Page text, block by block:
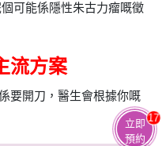
可能係隱性朱古力瘤嘅徵
流方案
要開刀，醫生會根據你嘅
立即
預約
17